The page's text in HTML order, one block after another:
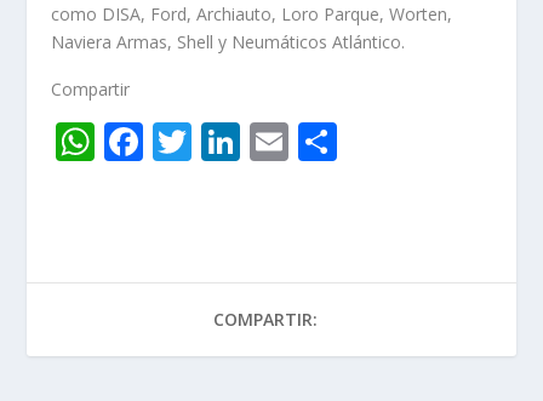
como DISA, Ford, Archiauto, Loro Parque, Worten,
Naviera Armas, Shell y Neumáticos Atlántico.
Compartir
W
A
p
F
o
k
T Li
dI
n
E
ar
r
COMPARTIR: